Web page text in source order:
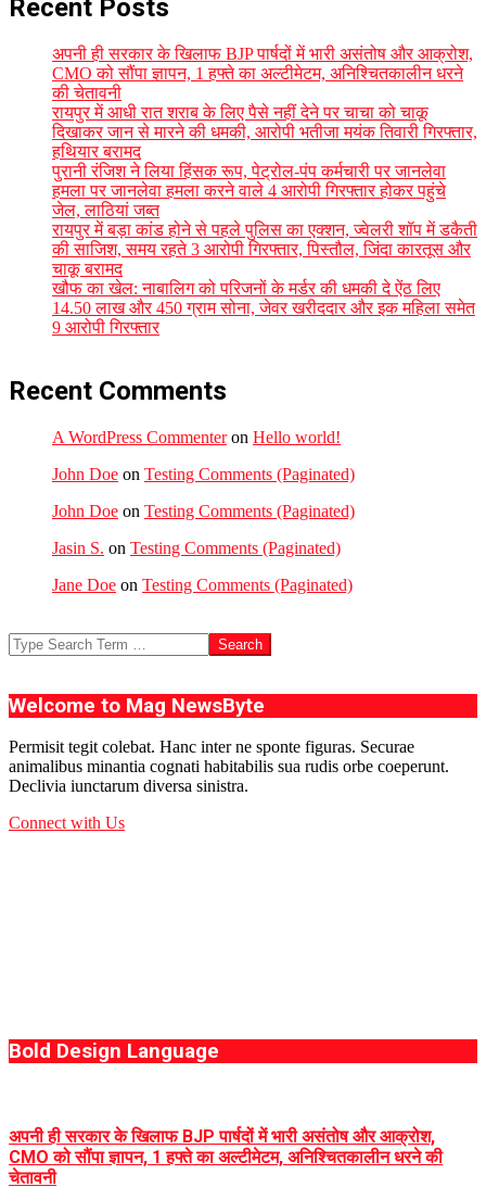
Recent Posts
अपनी ही सरकार के खिलाफ BJP पार्षदों में भारी असंतोष और आक्रोश,
CMO को सौंपा ज्ञापन, 1 हफ्ते का अल्टीमेटम, अनिश्चितकालीन धरने
की चेतावनी
रायपुर में आधी रात शराब के लिए पैसे नहीं देने पर चाचा को चाकू
दिखाकर जान से मारने की धमकी, आरोपी भतीजा मयंक तिवारी गिरफ्तार,
हथियार बरामद
पुरानी रंजिश ने लिया हिंसक रूप, पेट्रोल-पंप कर्मचारी पर जानलेवा
हमला पर जानलेवा हमला करने वाले 4 आरोपी गिरफ्तार होकर पहुंचे
जेल, लाठियां जब्त
रायपुर में बड़ा कांड होने से पहले पुलिस का एक्शन, ज्वेलरी शॉप में डकैती
की साजिश, समय रहते 3 आरोपी गिरफ्तार, पिस्तौल, जिंदा कारतूस और
चाकू बरामद
खौफ का खेल: नाबालिग को परिजनों के मर्डर की धमकी दे ऐंठ लिए
14.50 लाख और 450 ग्राम सोना, जेवर खरीददार और इक महिला समेत
9 आरोपी गिरफ्तार
Recent Comments
A WordPress Commenteron Hello world!
John Doe on Testing Comments (Paginated)
John Doe on Testing Comments (Paginated)
Jasin S. on Testing Comments (Paginated)
Jane Doe on Testing Comments (Paginated)
Search
Welcome to Mag NewsByte
Permisit tegit colebat. Hanc inter ne sponte figuras. Securae
animalibus minantia cognati habitabilis sua rudis orbe coeperunt.
Declivia iunctarum diversa sinistra.
Connect with Us
Bold Design Language
अपनी ही सरकार के खिलाफ BJP पार्षदों में भारी असंतोष और आक्रोश,
CMO को सौंपा ज्ञापन, 1 हफ्ते का अल्टीमेटम, अनिश्चितकालीन धरने की
चेतावनी